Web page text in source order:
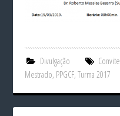
Divulgação Convite
Mestrado, PPGCF,Turma 2017